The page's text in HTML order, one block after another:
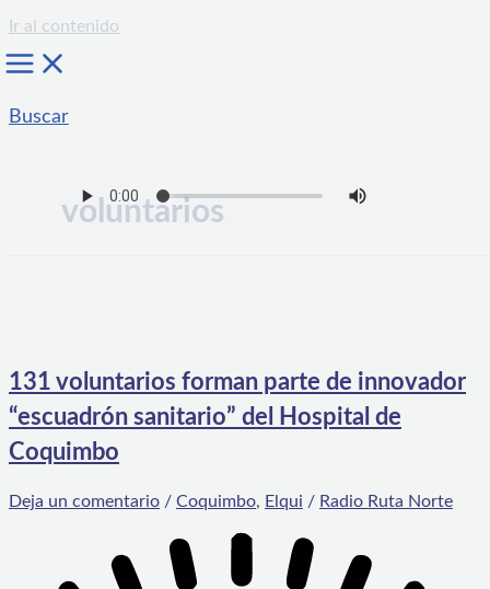
Ir al contenido
Buscar
voluntarios
131 voluntarios forman parte de innovador
“escuadrón sanitario” del Hospital de
Coquimbo
Deja un comentario / Coquimbo, Elqui / Radio Ruta Norte